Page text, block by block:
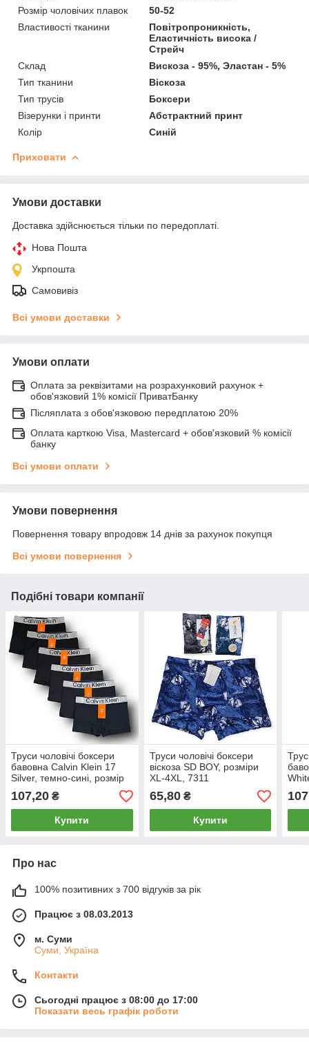
Розмір чоловічих плавок
50-52
Властивості тканини
Повітропроникність,
Еластичність висока /
Стрейч
Склад
Вискоза - 95%, Эластан - 5%
Тип тканини
Віскоза
Тип трусів
Боксери
Візерунки і принти
Абстрактний принт
Колір
Синій
Приховати
Умови доставки
Доставка здійснюється тільки по передоплаті.
Нова Пошта
Укрпошта
Самовивіз
Всі умови доставки
Умови оплати
Оплата за реквізитами на розрахунковий рахунок +
обов'язковий 1% комісії ПриватБанку
Післяплата з обов'язковою передплатою 20%
Оплата карткою Visa, Mastercard + обов'язковий % комісії
банку
Всі умови оплати
Умови повернення
Повернення товару впродовж 14 днів за рахунок покупця
Всі умови повернення
Подібні товари компанії
Труси чоловічі боксери
бавовна Calvin Klein 17
Silver, темно-сині, розмір
107,20 ₴
Купити
Труси чоловічі боксери
віскоза SD BOY, розміри
XL-4XL, 7311
65,80₴
Купити
Про нас
100% позитивних з 700 відгуків за рік
Працює з 08.03.2013
м. Суми
Суми, Україна
Контакти
Сьогодні працює з 08:00 до 17:00
Показати весь графік роботи